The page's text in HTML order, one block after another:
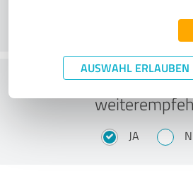
AUSWAHL ERLAUBEN
Würden Sie 8mm-DVD
JA